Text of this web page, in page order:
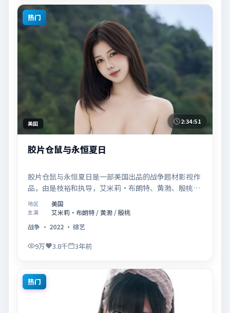
热门
美国 2:34:51
胶片仓鼠与永恒夏日
胶片仓鼠与永恒夏日是一部美国出品的战争题材影视作
品，由是枝裕和执导，艾米莉·布朗特、黄渤、殷桃等
联合主演，于2022年10月17日在院线首映。影片围绕
「记忆拼图里的真相碎片」展开叙事，镜头语言克制而
富有张力，节奏起伏得当，人物弧光完整；配乐与场面
调度强化了类型片的观感体验，亦留有可供解读的细节
空间，适合关注现实主义叙事与人物关系的观众观看与
地区 美国
主演
艾米莉·布朗特 / 黄渤 / 殷桃
战争 · 2022 · 综艺
9万 3.8千 3年前
热门